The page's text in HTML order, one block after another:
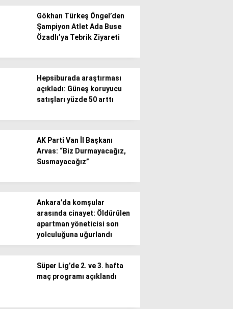
Gökhan Türkeş Öngel’den
Şampiyon Atlet Ada Buse
Özadlı’ya Tebrik Ziyareti
Hepsiburada araştırması
açıkladı: Güneş koruyucu
satışları yüzde 50 arttı
AK Parti Van İl Başkanı
Arvas: “Biz Durmayacağız,
Susmayacağız”
Ankara’da komşular
arasında cinayet: Öldürülen
apartman yöneticisi son
yolculuğuna uğurlandı
Süper Lig’de 2. ve 3. hafta
maç programı açıklandı